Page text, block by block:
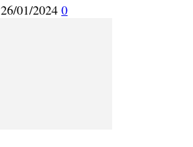
26/01/2024 0